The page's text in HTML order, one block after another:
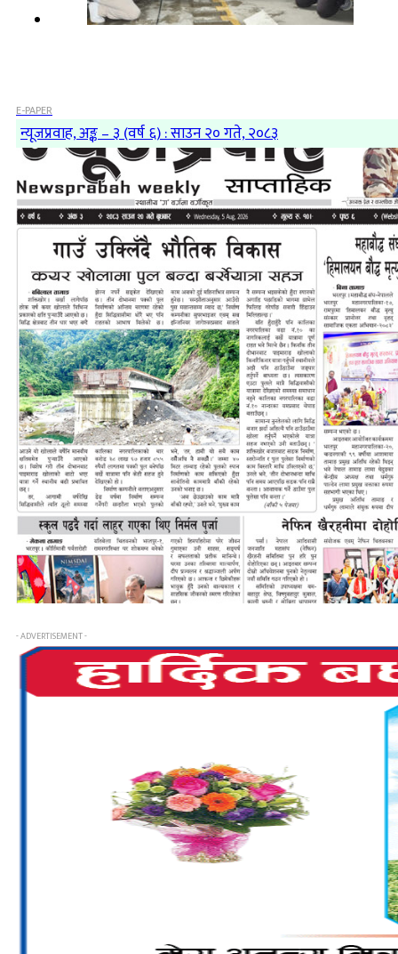
E-PAPER
न्यूजप्रवाह, अङ्क – ३ (वर्ष ६) : साउन २० गते, २०८३
- ADVERTISEMENT -